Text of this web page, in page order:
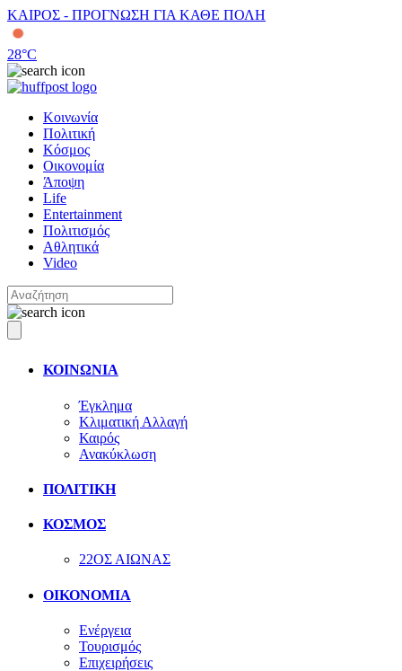
ΚΑΙΡΟΣ - ΠΡΟΓΝΩΣΗ ΓΙΑ ΚΑΘΕ ΠΟΛΗ
28°C
Κοινωνία
Πολιτική
Κόσμος
Οικονομία
Άποψη
Life
Entertainment
Πολιτισμός
Αθλητικά
Video
ΚΟΙΝΩΝΙΑ
Έγκλημα
Κλιματική Αλλαγή
Καιρός
Ανακύκλωση
ΠΟΛΙΤΙΚΗ
ΚΟΣΜΟΣ
22ΟΣ ΑΙΩΝΑΣ
ΟΙΚΟΝΟΜΙΑ
Ενέργεια
Τουρισμός
Επιχειρήσεις